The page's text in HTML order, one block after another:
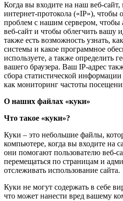
Когда вы входите на наш веб-
интернет-протокола («IP»), чтобы
проблем с нашим сервером, чтобы
веб-сайт и чтобы облегчить вашу
также есть возможность узнать,
системы и какое программное
используете, а также определить
вашего браузера. Ваш IP-адрес
сбора статистической
как мониторинг частоты
О наших файлах «куки»
Что такое «куки»?
Куки – это небольшие файлы,
компьютере, когда вы входите на
они помогают пользователю веб-
перемещаться по страницам и
отслеживать использование сайта.
Куки не могут содержать в себе
что может нанести вред вашему